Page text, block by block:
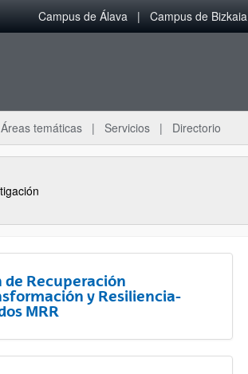
Campus de Álava Campus de Bizkaia
Áreas temáticas Servicios Directorio
de Recuperación
y Resiliencia-
MRR